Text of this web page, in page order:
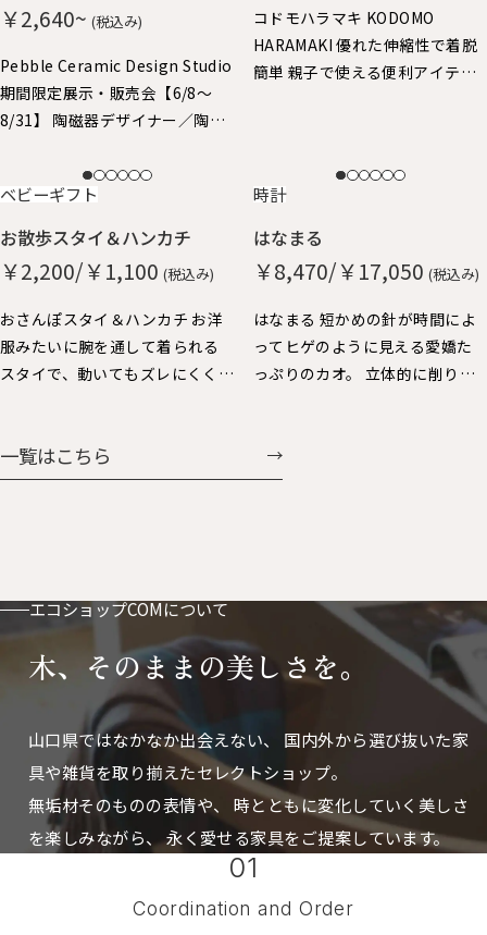
一覧はこちら
￥2,640~ (税込み)
Pebble Ceramic Design Studio
期間限定展示・販売会【6/8～
8/31】 陶磁器デザイナー／陶磁
の石原さん やさしいタッチの絵
付け器を中心に特別展示させて
いただきました。 どれも1点もの
了となります。
コドモハラマキ KODOMO
HARAMAKI 優れた伸縮性で着脱
簡単 親子で使える便利アイテ
NEW
ベビーギフト
お散歩スタイ＆ハンカチ
￥2,200/￥1,100 (税込み)
おさんぽスタイ＆ハンカチ お洋
服みたいに腕を通して着られる
スタイで、動いてもズレにくく、
付。ベビーカーやバッグに付け
ておけば鼻水や涙もすぐに拭け
NEW
時計
はなまる
￥8,470/￥17,050 (税込み)
はなまる 短かめの針が時間によ
ってヒゲのように見える愛嬌た
っぷりのカオ。 立体的に削り出
に掛けたときの凸っぱり具合
も、可愛さ「はなまる」。 はな
掛け時計としても使えます。
エコショップCOMについて
木、そのままの美しさを。
山口県ではなかなか出会えない、
国内外から選び抜いた家
具や雑貨を取り揃えたセレクトショップ。
無垢材そのものの表情や、 時とともに変化していく美しさ
を楽しみながら、永く愛せる家具をご提案しています。
01
Coordination and Order